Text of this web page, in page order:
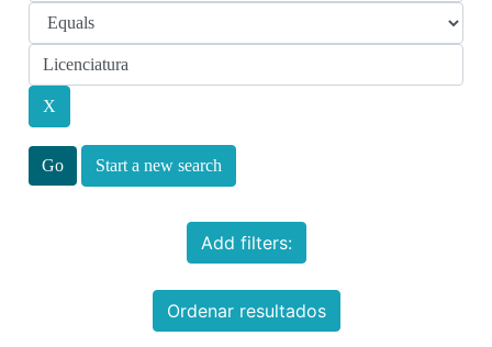
Start a new search
Add filters:
Ordenar resultados